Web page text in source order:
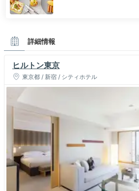
詳細情報
ヒルトン東京
東京都 / 新宿 / シティホテル